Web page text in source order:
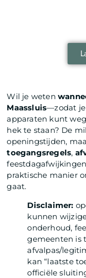
Wil je weten
Maassluis—zodat je
apparaten kunt
hek te staan? De
openingstijden,
toegangsregels,
praktische manier
gaat.
Disclaimer:
kunnen
onderhoud,
gemeenten is
afvalpas/
kan “laatste
officiële